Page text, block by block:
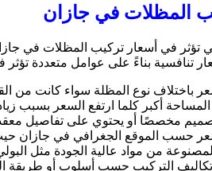
المظلات في جازان
تؤثر في أسعار تركيب المظلات في
تنافسية بناءً على عوامل متعددة
باختلاف نوع المظلة سواء كانت من
أكبر كلما ارتفع السعر بسبب
مخصصًا أو يحتوي على تفاصيل
حسب الموقع الجغرافي في جازان
من مواد عالية الجودة مثل
التركيب حسب أسلوب أو طريقة